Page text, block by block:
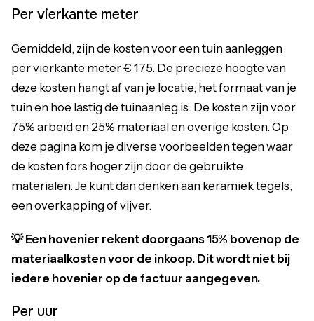
Per vierkante meter
Gemiddeld, zijn de kosten voor een tuin aanleggen
per vierkante meter € 175. De precieze hoogte van
deze kosten hangt af van je locatie, het formaat van je
tuin en hoe lastig de tuinaanleg is. De kosten zijn voor
75% arbeid en 25% materiaal en overige kosten. Op
deze pagina kom je diverse voorbeelden tegen waar
de kosten fors hoger zijn door de gebruikte
materialen. Je kunt dan denken aan keramiek tegels,
een overkapping of vijver.
💡 Een hovenier rekent doorgaans 15% bovenop de
materiaalkosten voor de inkoop. Dit wordt niet bij
iedere hovenier op de factuur aangegeven.
Per uur